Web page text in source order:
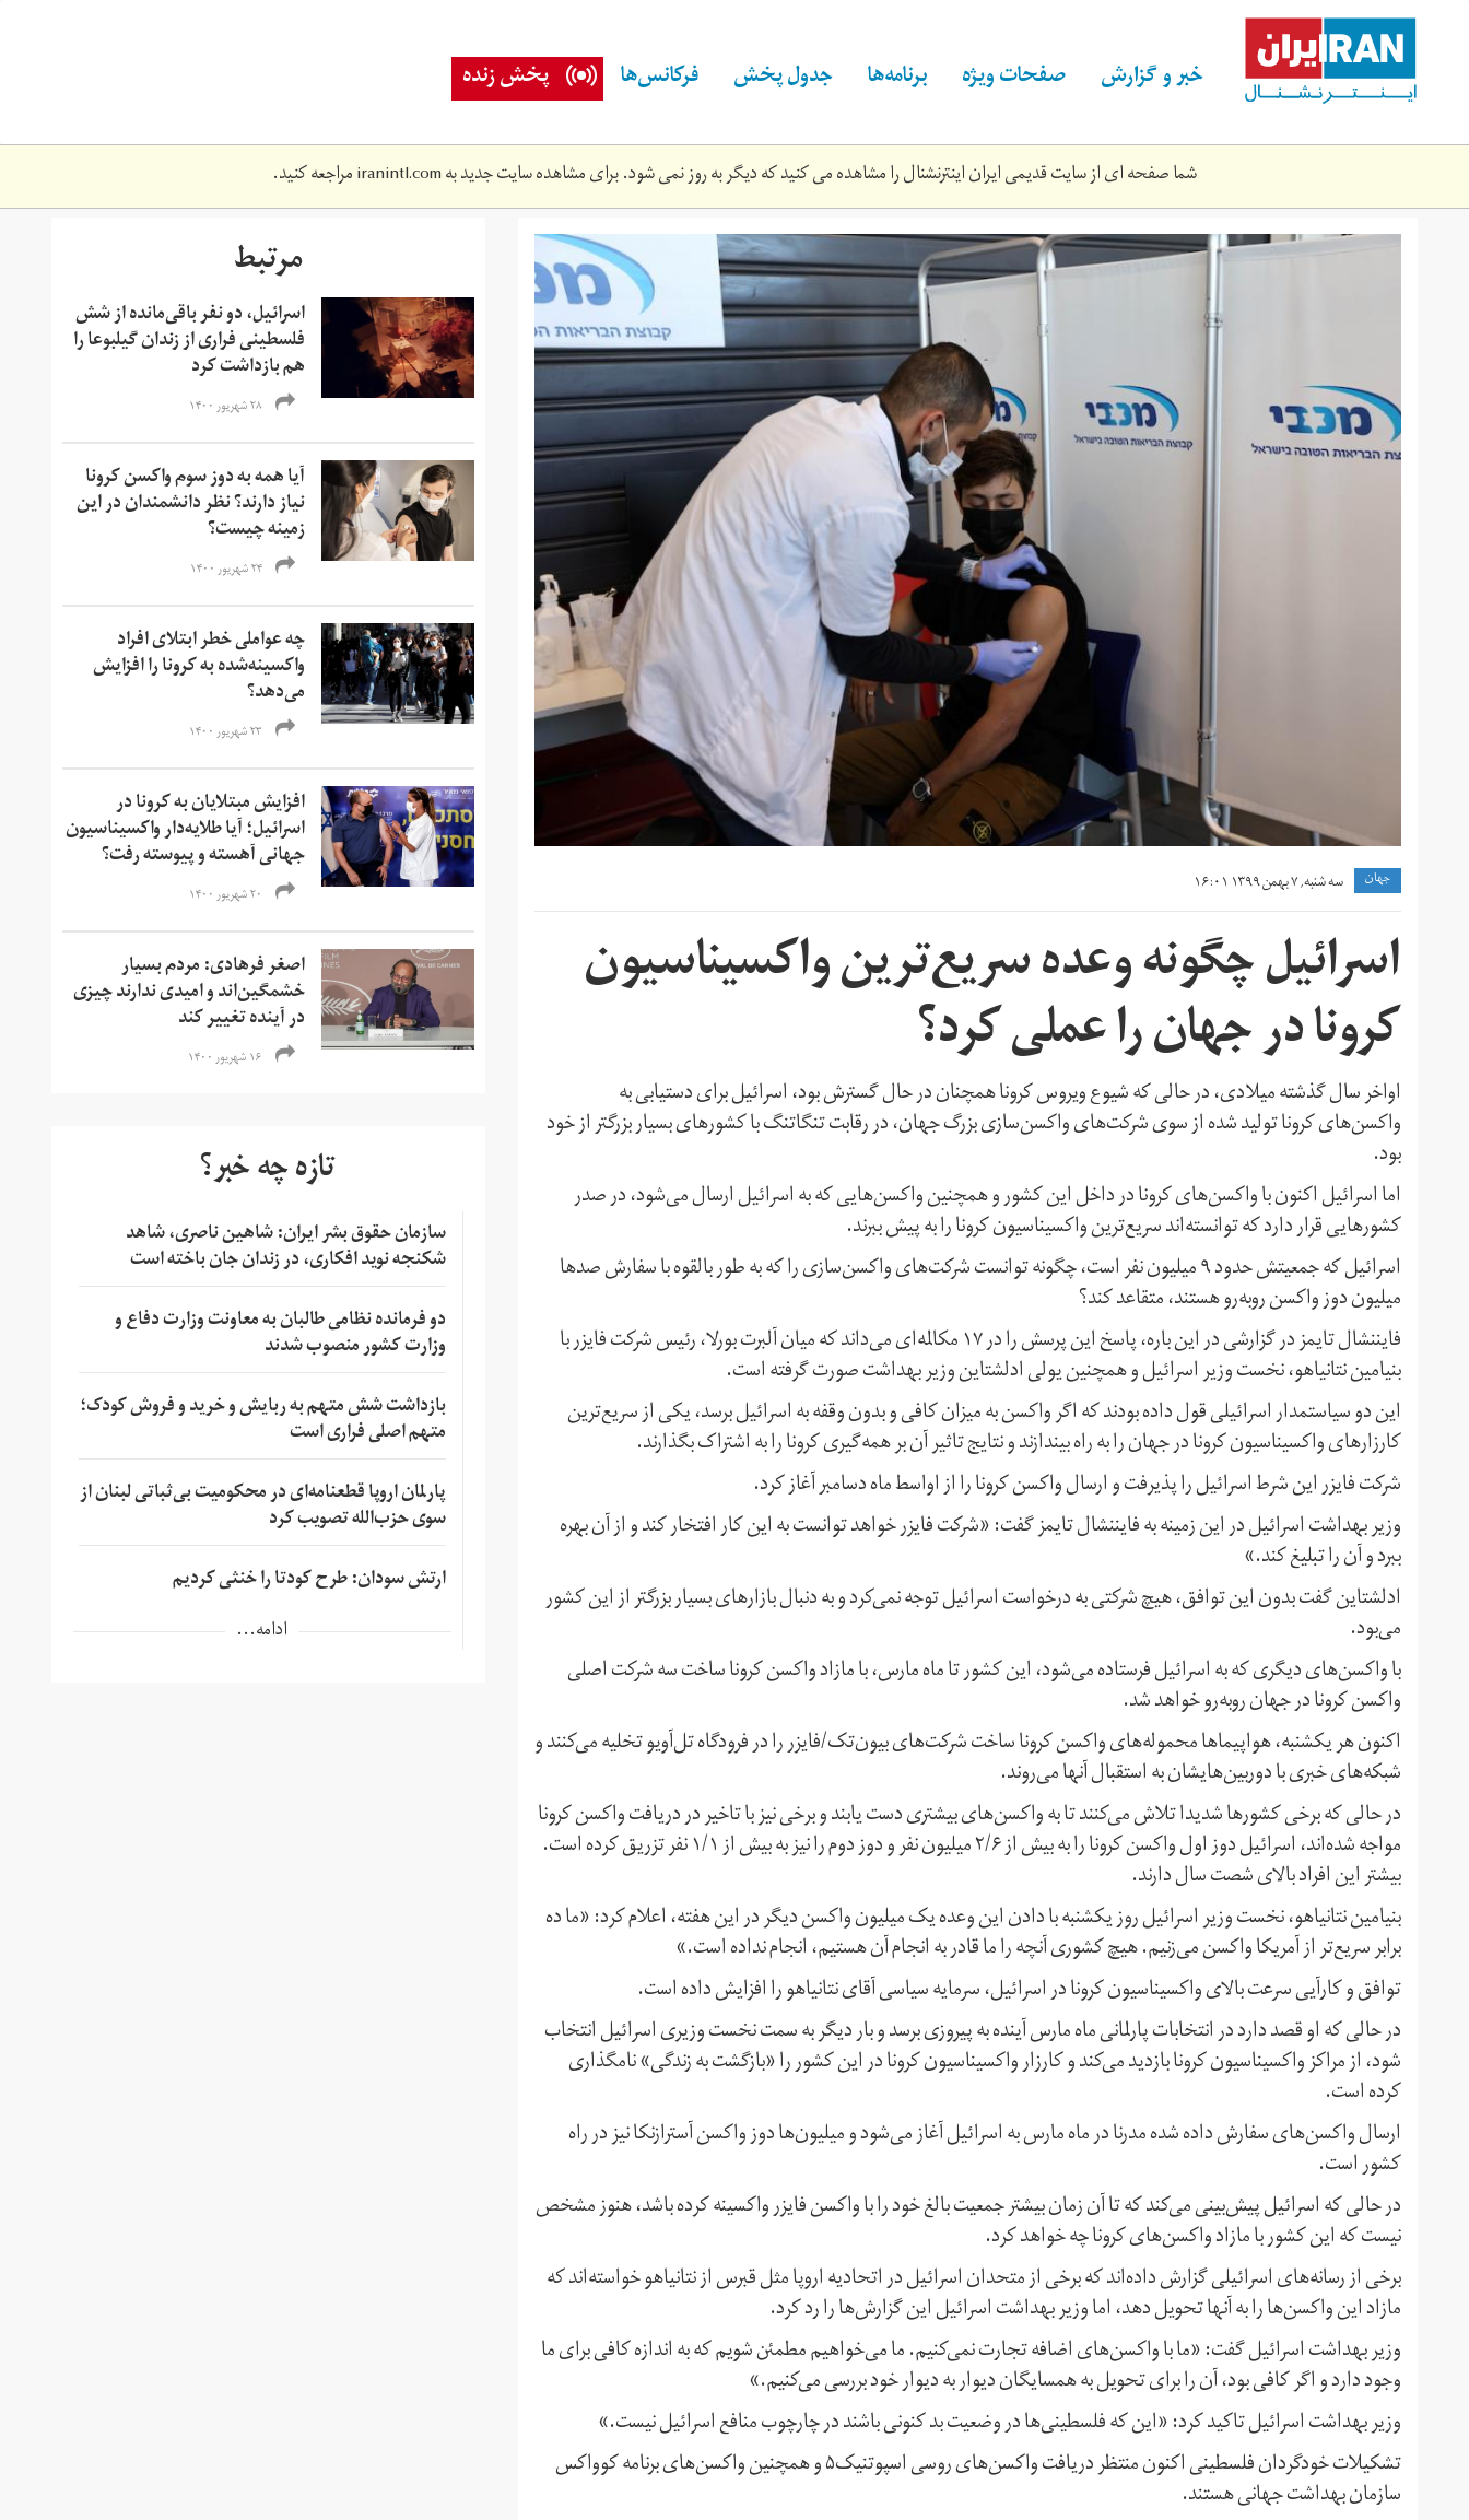
content خبر و گزارش صفحات ویژه برنامه‌ها جدول پخش فرکانس‌ها پخش زنده
شما صفحه ای از سایت قدیمی ایران اینترنشنال را مشاهده می کنید که دیگر به روز نمی شود. برای مشاهده سایت جدید بهiranintl.comمراجعه کنید.
2021-
24t112747z_179009493_rc2bel9q3sng_rtrmadp_3_health-
israel-
teens.jpg
جهان سه شنبه, ۷ بهمن ۱۳۹۹ ۱۶:۰۱
اسرائیل چگونه وعده سریع‌ترین‌ واکسیناسیون
کرونا در جهان را عملی کرد؟
اواخر سال گذشته میلادی، در حالی که شیوع ویروس کرونا همچنان در حال گسترش بود، اسرائیل برای دستیابی به
واکسن‌های کرونا تولید شده از سوی شرکت‌های واکسن‌سازی بزرگ جهان، در رقابت تنگاتنگ با کشورهای بسیار بزرگتر از خود
بود.
اما اسرائیل اکنون با واکسن‌های کرونا در داخل این کشور و همچنین واکسن‌هایی که به اسرائیل ارسال می‌شود، در صدر
کشورهایی قرار دارد که توانسته‌اند سریع‌ترین واکسیناسیون کرونا را به پیش‌ ببرند.
اسرائیل که جمعیتش حدود ۹ میلیون نفر است، چگونه توانست شرکت‌های واکسن‌سازی را که به طور بالقوه با سفارش صدها
میلیون دوز واکسن روبه‌رو هستند، متقاعد کند؟
فایننشال تایمز در گزارشی در این باره، پاسخ این پرسش را در ۱۷ مکالمه‌ای می‌داند که میان آلبرت بورلا، رئیس شرکت فایزر با
بنیامین نتانیاهو، نخست وزیر اسرائیل و همچنین یولی ادلشتاین وزیر بهداشت صورت گرفته است.
این دو سیاستمدار اسرائیلی قول داده بودند که اگر واکسن به میزان کافی و بدون وقفه به اسرائیل برسد، یکی از سریع‌ترین
کارزارهای واکسیناسیون کرونا در جهان را به راه بیندازند و نتایج تاثیر آن بر همه‌گیری کرونا را به اشتراک بگذارند.
شرکت فایزر این شرط اسرائیل را پذیرفت و ارسال واکسن کرونا را از اواسط ماه دسامبر آغاز کرد.
وزیر بهداشت اسرائیل در این زمینه به فایننشال تایمز گفت: «شرکت فایزر خواهد توانست به این کار افتخار کند و از آن بهره
ببرد و آن را تبلیغ کند.»
ادلشتاین گفت بدون این توافق، هیچ شرکتی به درخواست اسرائیل توجه نمی‌کرد و به دنبال بازارهای بسیار بزرگتر از این کشور
می‌بود.
با واکسن‌های دیگری که به اسرائیل فرستاده می‌شود، این کشور تا ماه مارس، با مازاد واکسن کرونا ساخت سه شرکت اصلی
واکسن کرونا در جهان روبه‌رو خواهد شد.
اکنون هر یکشنبه، هواپیماها محموله‌های واکسن کرونا ساخت شرکت‌های بیون‌تک/فایزر را در فرودگاه تل‌آویو تخلیه می‌کنند و
شبکه‌های خبری با دوربین‌هایشان به استقبال آنها می‌روند.
در حالی که برخی کشورها شدیدا تلاش می‌کنند تا به واکسن‌های بیشتری دست یابند و برخی نیز با تاخیر در دریافت واکسن کرونا
مواجه شده‌اند، اسرائیل دوز اول واکسن کرونا را به بیش از ۲/۶ میلیون نفر و دوز دوم را نیز به بیش از ۱/۱ نفر تزریق کرده است.
بیشتر این افراد بالای شصت سال دارند.
بنیامین نتانیاهو، نخست وزیر اسرائیل روز یکشنبه با دادن این وعده یک میلیون واکسن دیگر در این هفته، اعلام کرد: «ما ده
برابر سریع‌تر از آمریکا واکسن می‌زنیم. هیچ کشوری آنچه را ما قادر به انجام آن هستیم، انجام نداده است.»
توافق و کارآیی سرعت بالای واکسیناسیون کرونا در اسرائیل، سرمایه سیاسی آقای نتانیاهو را افزایش داده است.
در حالی که او قصد دارد در انتخابات پارلمانی ماه مارس آینده به پیروزی برسد و بار دیگر به سمت نخست وزیری اسرائیل انتخاب
شود، از مراکز واکسیناسیون کرونا بازدید می‌کند و کارزار واکسیناسیون کرونا در این کشور را «بازگشت به زندگی» نامگذاری
کرده است.
ارسال واکسن‌های سفارش داده شده مدرنا در ماه مارس به اسرائیل آغاز می‌شود و میلیون‌ها دوز واکسن آسترازنکا نیز در راه
کشور است.
در حالی که اسرائیل پیش‌بینی می‌کند که تا آن زمان بیشتر جمعیت بالغ خود را با واکسن فایزر واکسینه کرده باشد، هنوز مشخص
نیست که این کشور با مازاد واکسن‌های کرونا چه خواهد کرد.
برخی از رسانه‌های اسرائیلی گزارش داده‌اند که برخی از متحدان اسرائیل در اتحادیه اروپا مثل قبرس از نتانیاهو خواسته‌اند که
مازاد این واکسن‌ها را به آنها تحویل دهد، اما وزیر بهداشت اسرائیل این گزارش‌ها را رد کرد.
وزیر بهداشت اسرائیل گفت: «ما با واکسن‌های اضافه تجارت نمی‌کنیم. ما می‌خواهیم مطمئن شویم که به اندازه کافی برای ما
وجود دارد و اگر کافی بود، آن را برای تحویل به همسایگان دیوار به دیوار خود بررسی می‌کنیم.»
وزیر بهداشت اسرائیل تاکید کرد: «این که فلسطینی‌ها در وضعیت بد کنونی باشند در چارچوب منافع اسرائیل نیست.»
تشکیلات خودگردان فلسطینی‌ اکنون منتظر دریافت واکسن‌های روسی اسپوتنیک۵ و همچنین واکسن‌های برنامه کوواکس
سازمان بهداشت جهانی هستند.
مرتبط
اسرائیل، دو نفر باقی‌مانده از شش
فلسطینی فراری از زندان گیلبوعا را
هم بازداشت کرد
۲۸ شهریور ۱۴۰۰
آیا همه به دوز سوم واکسن کرونا
نیاز دارند؟ نظر دانشمندان در این
زمینه چیست؟
۲۴ شهریور ۱۴۰۰
چه عواملی خطر ابتلای افراد
واکسینه‌شده به کرونا را افزایش
می‌دهد؟
۲۳ شهریور ۱۴۰۰
افزایش مبتلایان به کرونا در
اسرائیل؛ آیا طلایه‌دار واکسیناسیون
جهانی آهسته و پیوسته رفت؟
۲۰ شهریور ۱۴۰۰
اصغر فرهادی: مردم بسیار
خشمگین‌‌اند و امیدی ندارند چیزی
در آینده تغییر کند
۱۶ شهریور ۱۴۰۰
تازه چه خبر؟
سازمان حقوق بشر ایران: شاهین ناصری، شاهد
شکنجه نوید افکاری، در زندان جان باخته است
دو فرمانده نظامی طالبان به معاونت وزارت دفاع و
وزارت کشور منصوب شدند
بازداشت شش متهم به ربایش و خرید و فروش کودک؛
متهم اصلی فراری است
پارلمان اروپا قطعنامه‌ای در محکومیت بی‌ثباتی لبنان از
سوی حزب‌الله تصویب کرد
ارتش سودان: طرح کودتا را خنثی کردیم
ادامه...